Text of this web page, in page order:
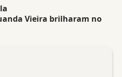
Vieira brilharam no